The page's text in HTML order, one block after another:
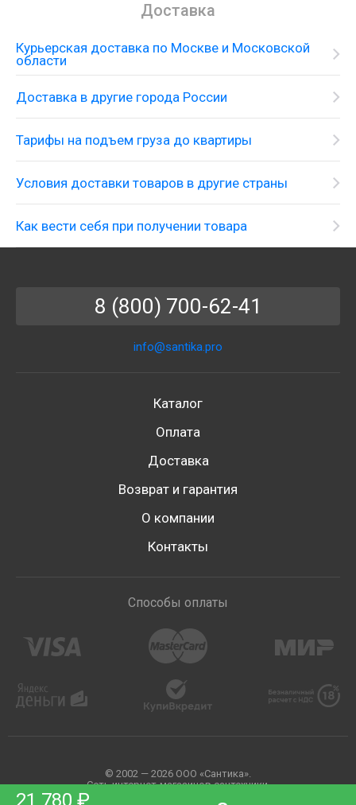
Доставка
Курьерская доставка по Москве и Московской
области
Доставка в другие города России
Тарифы на подъем груза до квартиры
Условия доставки товаров в другие страны
Как вести себя при получении товара
21 780 ₽
8 (800) 700-62-41
info@santika.pro
Каталог
Оплата
Доставка
Возврат и гарантия
О компании
Контакты
Способы оплаты
© 2002 — 2026 ООО «Сантика».
Сеть интернет-магазинов сантехники.